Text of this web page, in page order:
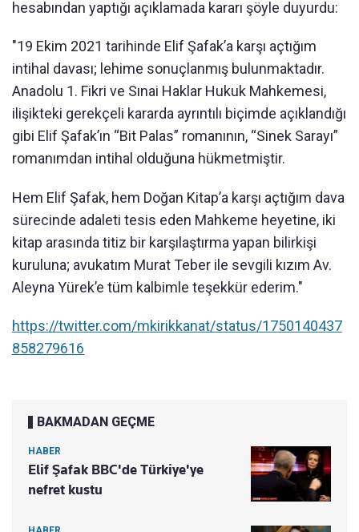
hesabından yaptığı açıklamada kararı şöyle duyurdu:
"19 Ekim 2021 tarihinde Elif Şafak’a karşı açtığım
intihal davası; lehime sonuçlanmış bulunmaktadır.
Anadolu 1. Fikri ve Sınai Haklar Hukuk Mahkemesi,
ilişikteki gerekçeli kararda ayrıntılı biçimde açıklandığı
gibi Elif Şafak’ın “Bit Palas” romanının, “Sinek Sarayı”
romanımdan intihal olduğuna hükmetmiştir.
Hem Elif Şafak, hem Doğan Kitap’a karşı açtığım dava
sürecinde adaleti tesis eden Mahkeme heyetine, iki
kitap arasında titiz bir karşılaştırma yapan bilirkişi
kuruluna; avukatım Murat Teber ile sevgili kızım Av.
Aleyna Yürek’e tüm kalbimle teşekkür ederim."
https://twitter.com/mkirikkanat/status/1750140437
858279616
BAKMADAN GEÇME
HABER
Elif Şafak BBC'de Türkiye'ye
nefret kustu